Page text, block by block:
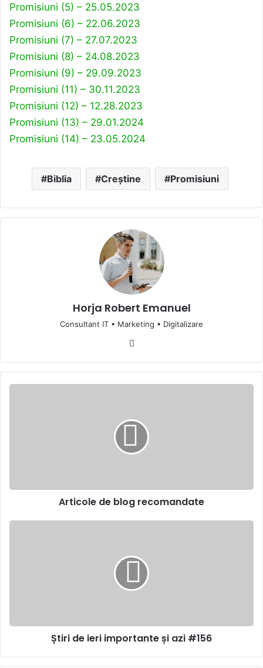
Promisiuni (5) – 25.05.2023
Promisiuni (6) – 22.06.2023
Promisiuni (7) – 27.07.2023
Promisiuni (8) – 24.08.2023
Promisiuni (9) – 29.09.2023
Promisiuni (11) – 30.11.2023
Promisiuni (12) – 12.28.2023
Promisiuni (13) – 29.01.2024
Promisiuni (14) – 23.05.2024
Biblia Creștine Promisiuni
Horja Robert Emanuel
Consultant IT • Marketing • Digitalizare
Articole de blog recomandate
Știri de ieri importante și azi #156